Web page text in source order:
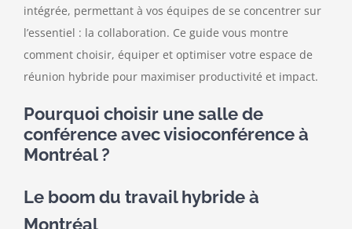
intégrée, permettant à vos équipes de se concentrer sur
l’essentiel : la collaboration. Ce guide vous montre
comment choisir, équiper et optimiser votre espace de
réunion hybride pour maximiser productivité et impact.
Pourquoi choisir une salle de
conférence avec visioconférence à
Montréal ?
Le boom du travail hybride à
Montréal